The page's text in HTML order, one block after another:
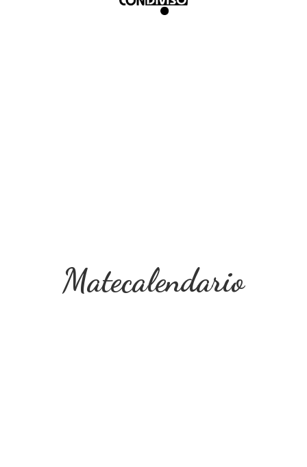
Matecalendario